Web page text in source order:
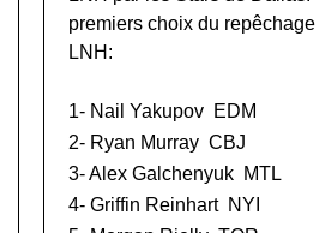
premiers choix du
LNH:
1- Nail Yakupov EDM
2- Ryan Murray CBJ
3-Alex Galchenyuk MTL
4- Griffin Reinhart NYI